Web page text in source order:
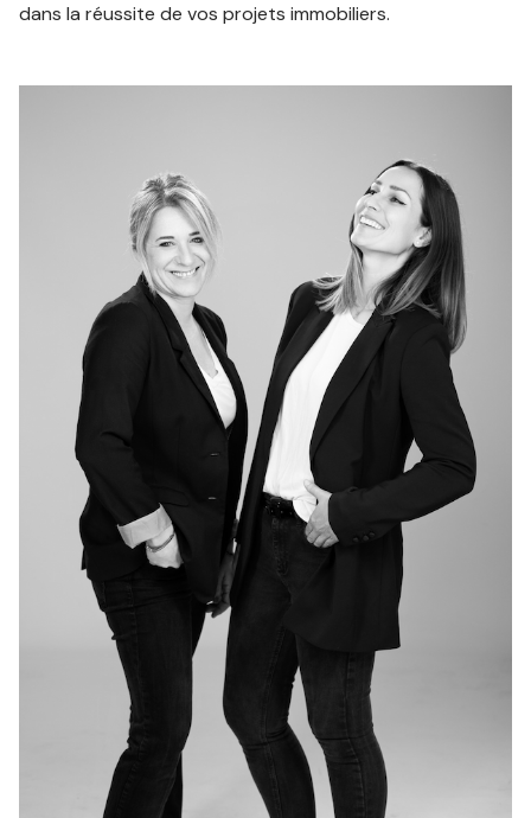
dans la réussite de vos projets immobiliers.